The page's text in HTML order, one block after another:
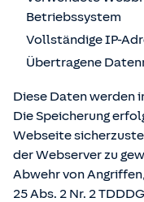
Betriebssystem
Vollständige IP-
Übertragene
Diese Daten werden
Die Speicherung
Webseite
der Webserver zu
Abwehr von
25 Abs. 2 Nr. 2